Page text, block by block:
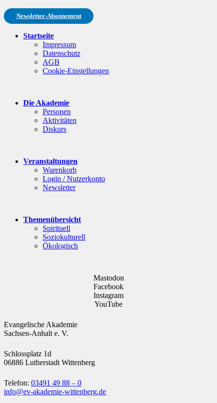
Newsletter-Abonnement
Startseite
Impressum
Datenschutz
AGB
Cookie-Einstellungen
Die Akademie
Personen
Aktivitäten
Diskurs
Veranstaltungen
Warenkorb
Login / Nutzerkonto
Newsletter
Themenübersicht
Spirituell
Soziokulturell
Ökologisch
Mastodon
Facebook
Instagram
YouTube
Evangelische Akademie
Sachsen-Anhalt e. V.
Schlossplatz 1d
06886 Lutherstadt Wittenberg
Telefon: 03491 49 88 – 0
info@ev-akademie-wittenberg.de